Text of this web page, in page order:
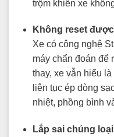
trộm khiến xe
Không reset
Xe có công nghệ
máy chẩn đoán để
thay, xe vẫn hiểu
liên tục ép dòng
nhiệt, phồng bình
Lắp sai chủng